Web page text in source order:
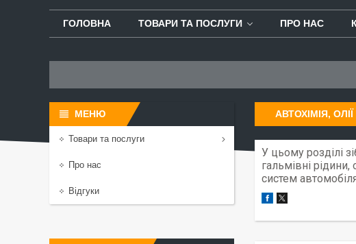
ГОЛОВНА ТОВАРИ ТА ПОСЛУГИ ПРО НАС
АВТОХІМІЯ,
У цьому розділі
гальмівні
систем
Товари та послуги
Про нас
Відгуки